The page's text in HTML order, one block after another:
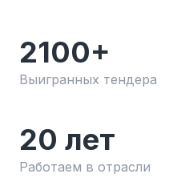
2100+
Выигранных тендера
20 лет
Работаем в отрасли